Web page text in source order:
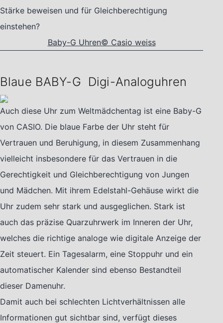
Stärke beweisen und für Gleichberechtigung
einstehen?
Baby-G Uhren© Casio weiss
Blaue BABY-G Digi-Analoguhren
Auch diese Uhr zum Weltmädchentag ist eine Baby-G
von CASIO. Die blaue Farbe der Uhr steht für
Vertrauen und Beruhigung, in diesem Zusammenhang
vielleicht insbesondere für das Vertrauen in die
Gerechtigkeit und Gleichberechtigung von Jungen
und Mädchen. Mit ihrem Edelstahl-Gehäuse wirkt die
Uhr zudem sehr stark und ausgeglichen. Stark ist
auch das präzise Quarzuhrwerk im Inneren der Uhr,
welches die richtige analoge wie digitale Anzeige der
Zeit steuert. Ein Tagesalarm, eine Stoppuhr und ein
automatischer Kalender sind ebenso Bestandteil
dieser Damenuhr.
Damit auch bei schlechten Lichtverhältnissen alle
Informationen gut sichtbar sind, verfügt dieses